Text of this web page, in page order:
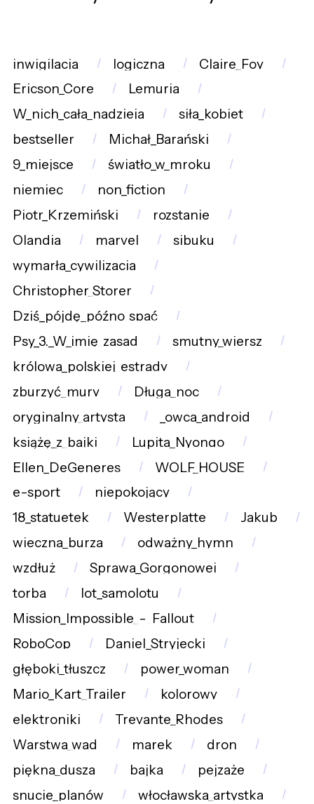
inwigilacja logiczna
Claire_Foy
Ericson_Core
Lemuria
W_nich_cała_nadzieja
siła_kobiet
bestseller
Michał_Barański
9_miejsce
światło_w_mroku
niemiec
non_fiction
Piotr_Krzemiński
rozstanie
Olandia
marvel
sibuku
wymarła_cywilizacja
Christopher_Storer
Dziś_pójdę_późno_spać
Psy_3._W_imię_zasad
smutny_wiersz
królowa_polskiej_estrady
zburzyć_mury
Długa_noc
oryginalny_artysta
_owca_android
książę_z_bajki
Lupita_Nyongo
Ellen_DeGeneres
WOLF_HOUSE
e-sport
niepokojący
18_statuetek
Westerplatte
Jakub
wieczna_burza
odważny_hymn
wzdłuż
Sprawa_Gorgonowej
torba
lot_samolotu
Mission_Impossible_-_Fallout
RoboCop
Daniel_Stryjecki
głęboki_tłuszcz
power_woman
Mario_Kart_Trailer
kolorowy
elektroniki
Trevante_Rhodes
Warstwa_wad
marek
dron
piękna_dusza
bajka
pejzaże
snucie_planów
włocławska_artystka